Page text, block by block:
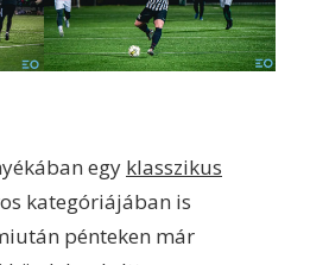
egy klasszikus
kategóriájában is
pénteken már